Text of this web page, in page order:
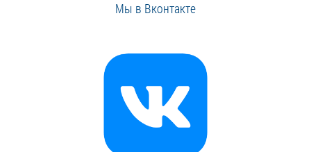
Мы в Вконтакте